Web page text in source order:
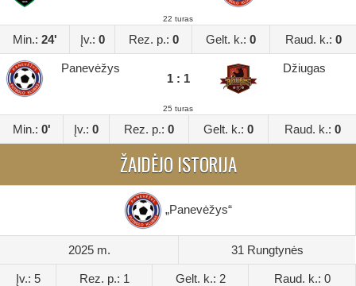
22 turas
Min.: 24' Įv.: 0 Rez. p.: 0 Gelt. k.: 0 Raud. k.: 0
Panevėžys
1 : 1
Džiugas
25 turas
Min.: 0' Įv.: 0 Rez. p.: 0 Gelt. k.: 0 Raud. k.: 0
ŽAIDĖJO ISTORIJA
„Panevėžys“
2025 m. 31 Rungtynės
Įv.: 5 Rez. p.: 1 Gelt. k.: 2 Raud. k.: 0